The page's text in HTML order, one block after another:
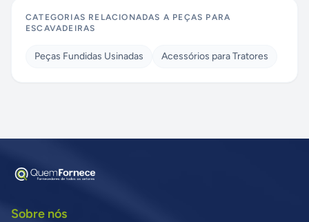
CATEGORIAS RELACIONADAS A PEÇAS PARA
ESCAVADEIRAS
Peças Fundidas Usinadas Acessórios para Tratores
Sobre nós